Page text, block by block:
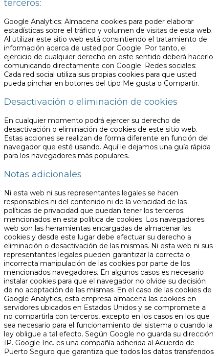
terceros:
Google Analytics: Almacena cookies para poder elaborar
estadísticas sobre el tráfico y volumen de visitas de esta web.
Al utilizar este sitio web está consintiendo el tratamiento de
información acerca de usted por Google. Por tanto, el
ejercicio de cualquier derecho en este sentido deberá hacerlo
comunicando directamente con Google. Redes sociales:
Cada red social utiliza sus propias cookies para que usted
pueda pinchar en botones del tipo Me gusta o Compartir.
Desactivación o eliminación de cookies
En cualquier momento podrá ejercer su derecho de
desactivación o eliminación de cookies de este sitio web.
Estas acciones se realizan de forma diferente en función del
navegador que esté usando. Aquí le dejamos una guía rápida
para los navegadores más populares.
Notas adicionales
Ni esta web ni sus representantes legales se hacen
responsables ni del contenido ni de la veracidad de las
políticas de privacidad que puedan tener los terceros
mencionados en esta política de cookies. Los navegadores
web son las herramientas encargadas de almacenar las
cookies y desde este lugar debe efectuar su derecho a
eliminación o desactivación de las mismas. Ni esta web ni sus
representantes legales pueden garantizar la correcta o
incorrecta manipulación de las cookies por parte de los
mencionados navegadores. En algunos casos es necesario
instalar cookies para que el navegador no olvide su decisión
de no aceptación de las mismas. En el caso de las cookies de
Google Analytics, esta empresa almacena las cookies en
servidores ubicados en Estados Unidos y se compromete a
no compartirla con terceros, excepto en los casos en los que
sea necesario para el funcionamiento del sistema o cuando la
ley obligue a tal efecto. Según Google no guarda su dirección
IP. Google Inc. es una compañía adherida al Acuerdo de
Puerto Seguro que garantiza que todos los datos transferidos